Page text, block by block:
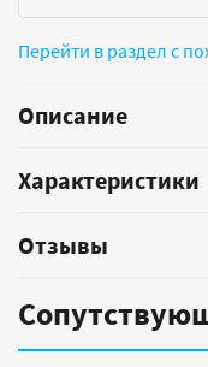
Перейти в раздел с
Описание
Характеристики
Отзывы